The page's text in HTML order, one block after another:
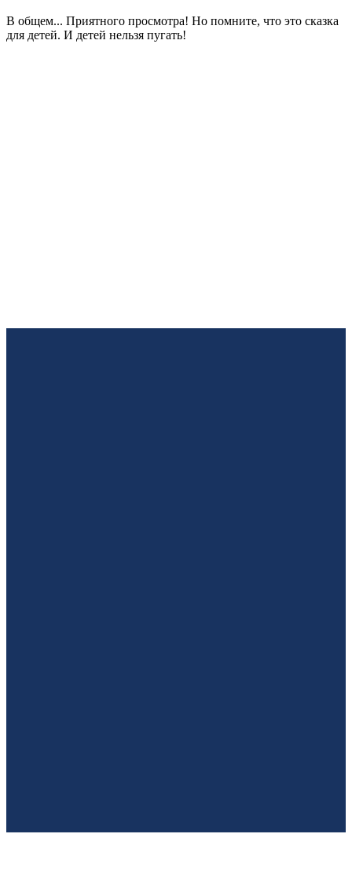
В общем... Приятного просмотра! Но помните, что это сказка
для детей. И детей нельзя пугать!